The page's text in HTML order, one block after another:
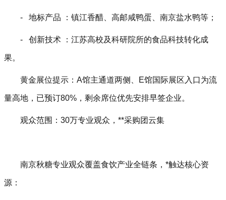
- 地标产品 ：镇江香醋、高邮咸鸭蛋、南京盐水鸭等；
- 创新技术 ：江苏高校及科研院所的食品科技转化成
果。
黄金展位提示：A馆主通道两侧、E馆国际展区入口为流
量高地，已预订80%，剩余席位优先安排早签企业。
观众范围： 30万专业观众，**采购团云集
南京秋糖专业观众覆盖食饮产业全链条，*触达核心资
源：